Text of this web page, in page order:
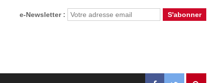
e-Newsletter :